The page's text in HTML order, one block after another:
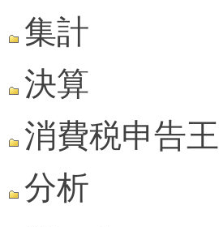
集計
決算
消費税申告王
分析